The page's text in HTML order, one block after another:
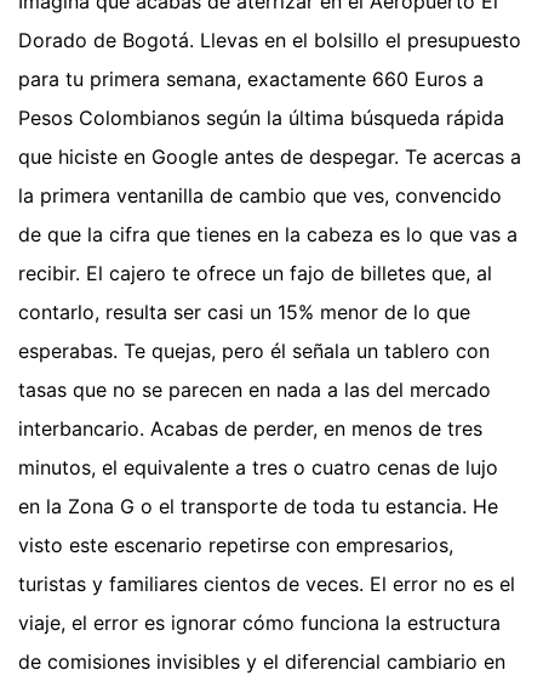
Dorado de Bogotá. Llevas en el bolsillo el presupuesto
para tu primera semana, exactamente 660 Euros a
Pesos Colombianos según la última búsqueda rápida
que hiciste en Google antes de despegar. Te acercas a
la primera ventanilla de cambio que ves, convencido
de que la cifra que tienes en la cabeza es lo que vas a
recibir. El cajero te ofrece un fajo de billetes que, al
contarlo, resulta ser casi un 15% menor de lo que
esperabas. Te quejas, pero él señala un tablero con
tasas que no se parecen en nada a las del mercado
interbancario. Acabas de perder, en menos de tres
minutos, el equivalente a tres o cuatro cenas de lujo
en la Zona G o el transporte de toda tu estancia. He
visto este escenario repetirse con empresarios,
turistas y familiares cientos de veces. El error no es el
viaje, el error es ignorar cómo funciona la estructura
de comisiones invisibles y el diferencial cambiario en